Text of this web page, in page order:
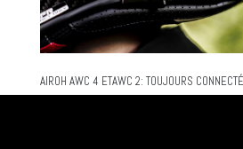
AIROH AWC 4 ETAWC 2: TOUJOURS